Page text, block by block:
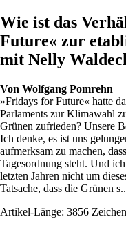
Wie ist das
Future« zur
mit Nelly
Von Wolfgang Pomrehn
»Fridays for Future« hatte
Parlaments zur Klimawahl
Grünen zufrieden? Unsere
Ich denke, es ist uns
aufmerksam zu machen,
Tagesordnung steht. Und
letzten Jahren nicht um
Tatsache, dass die Grünen
Artikel-Länge: 3856 Zeichen